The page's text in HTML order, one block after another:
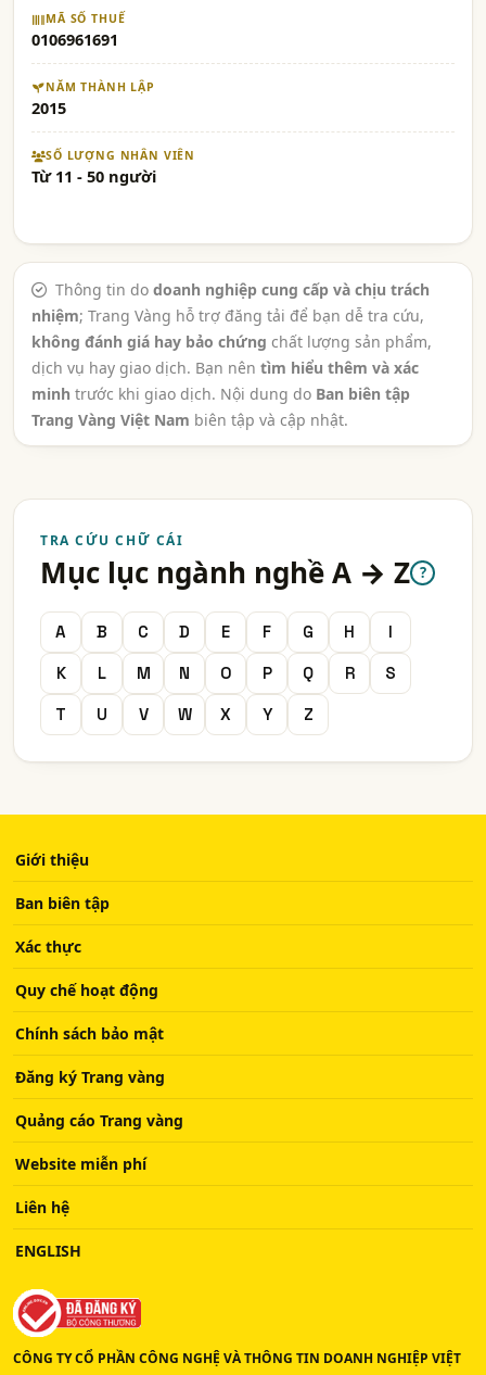
MÃ SỐ THUẾ
0106961691
NĂM THÀNH LẬP
2015
SỐ LƯỢNG NHÂN VIÊN
Từ 11 - 50 người
Thông tin do doanh nghiệp cung cấp và chịu trách
nhiệm; Trang Vàng hỗ trợ đăng tải để bạn dễ tra cứu,
không đánh giá hay bảo chứng chất lượng sản phẩm,
dịch vụ hay giao dịch. Bạn nên tìm hiểu thêm và xác
minh trước khi giao dịch. Nội dung do Ban biên tập
Trang Vàng Việt Nam biên tập và cập nhật.
TRA CỨU CHỮ CÁI
Mục lục ngành nghề A → Z ?
A B C D E F G H
I
K
L M N O P Q R
S
T
U V W X Y Z
Giới thiệu
Ban biên tập
Xác thực
Quy chế hoạt động
Chính sách bảo mật
Đăng ký Trang vàng
Quảng cáo Trang vàng
Website miễn phí
Liên hệ
ENGLISH
CÔNG TY CỔ PHẦN CÔNG NGHỆ VÀ THÔNG TIN DOANH NGHIỆP VIỆT